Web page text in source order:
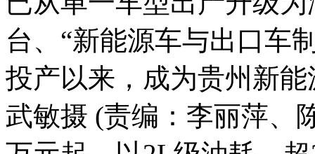
台、“新能源车与出口车
投产以来，成为贵州新
武敏摄 (责编：李丽萍、